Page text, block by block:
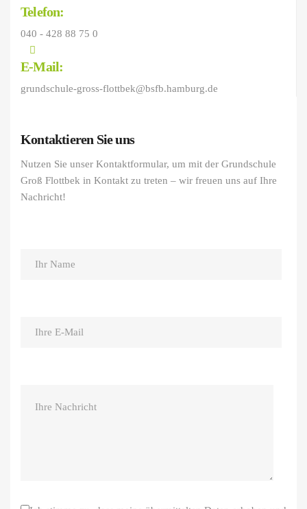
Telefon:
040 - 428 88 75 0
E-Mail:
grundschule-gross-flottbek@bsfb.hamburg.de
Kontaktieren Sie uns
Nutzen Sie unser Kontaktformular, um mit der Grundschule
Groß Flottbek in Kontakt zu treten – wir freuen uns auf Ihre
Nachricht!